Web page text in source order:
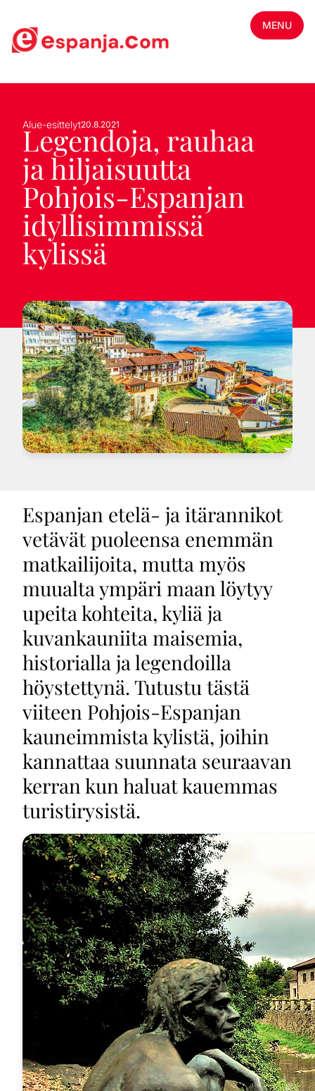
MENU
Alue-esittelyt20.8.2021
Legendoja, rauhaa
ja hiljaisuutta
Pohjois-Espanjan
idyllisimmissä
kylissä
Espanjan etelä- ja itärannikot
vetävät puoleensa enemmän
matkailijoita, mutta myös
muualta ympäri maan löytyy
upeita kohteita, kyliä ja
kuvankauniita maisemia,
historialla ja legendoilla
höystettynä. Tutustu tästä
viiteen Pohjois-Espanjan
kauneimmista kylistä, joihin
kannattaa suunnata seuraavan
kerran kun haluat kauemmas
turistirysistä.